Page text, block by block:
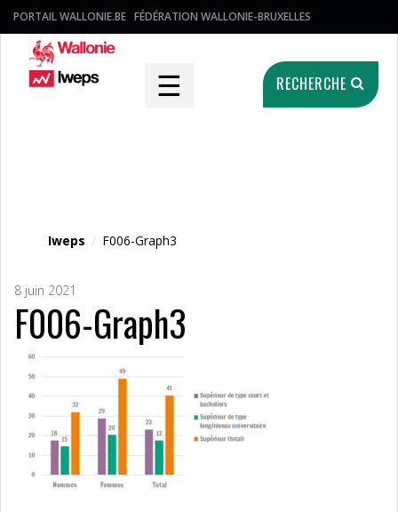
PORTAIL WALLONIE.BE FÉDÉRATION WALLONIE-BRUXELLES
☰ RECHERCHE
Iweps / F006-Graph3
8 juin 2021
F006-Graph3